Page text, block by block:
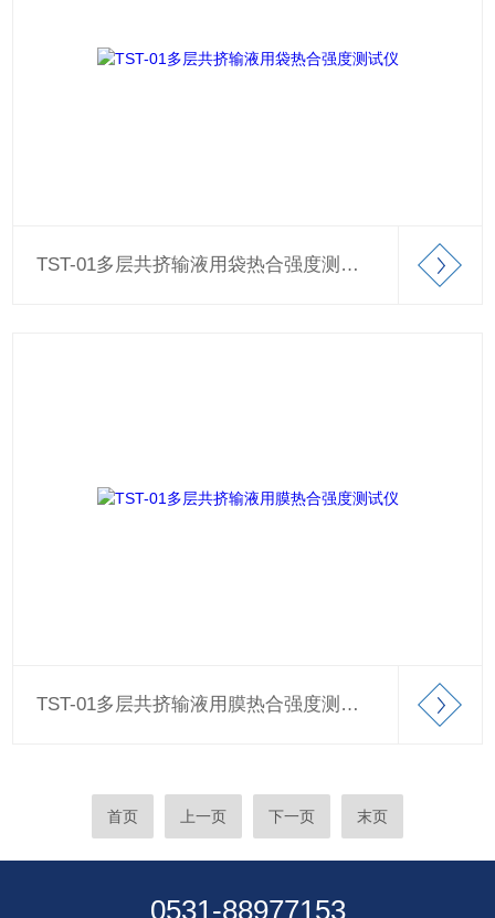
TST-01多层共挤输液用袋热合强度测试仪
TST-01多层共挤输液用膜热合强度测试仪
首页 上一页 下一页 末页
0531-88977153